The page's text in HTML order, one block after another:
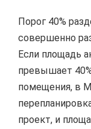
Порог 40%
совершенно
Если площадь
превышает
помещения, в
проект, и